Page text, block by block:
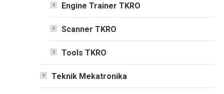
Engine Trainer TKRO
Scanner TKRO
Tools TKRO
Teknik Mekatronika